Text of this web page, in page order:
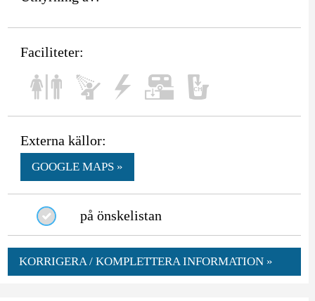
Faciliteter:
Externa källor:
GOOGLE MAPS »
på önskelistan
KORRIGERA / KOMPLETTERA INFORMATION »